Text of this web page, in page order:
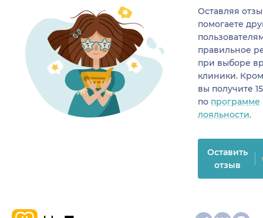
Оставляя
помогаете
правильное
при выборе
клиники.
вы получите
по программе
лояльности.
Оставить
отзыв